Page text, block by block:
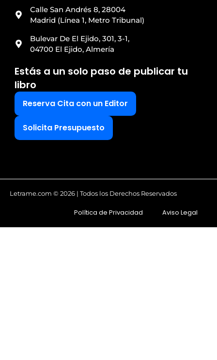
Calle San Andrés 8, 28004
Madrid (Línea 1, Metro Tribunal)
Bulevar De El Ejido, 301, 3-1,
04700 El Ejido, Almería
Estás a un solo paso de publicar tu
libro
Reserva Cita con un Editor
Solicita Presupuesto
Letrame.com © 2026 | Todos los Derechos Reservados
Política de Privacidad Aviso Legal